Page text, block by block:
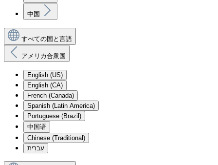
中国
すべての国と言語
アメリカ合衆国
English (US)
English (CA)
French (Canada)
Spanish (Latin America)
Portuguese (Brazil)
中国语
Chinese (Traditional)
עִברִית